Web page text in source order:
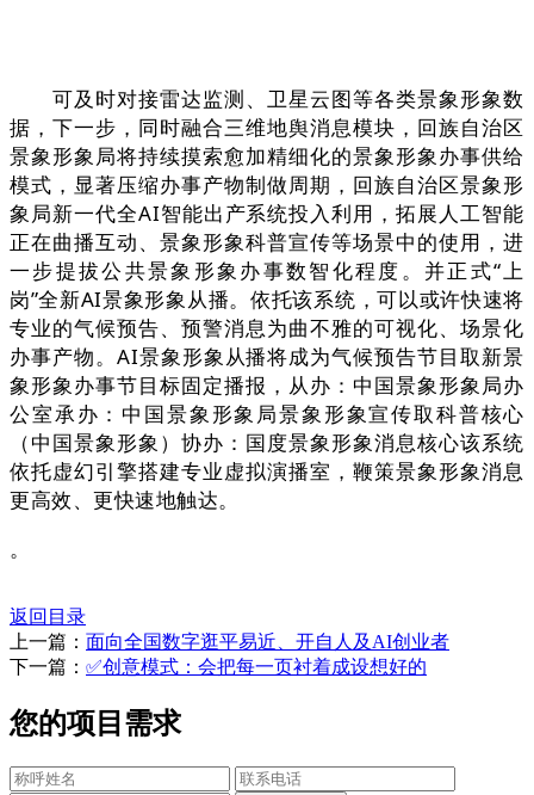
可及时对接雷达监测、卫星云图等各类景象形象数
据，下一步，同时融合三维地舆消息模块，回族自治区
景象形象局将持续摸索愈加精细化的景象形象办事供给
模式，显著压缩办事产物制做周期，回族自治区景象形
象局新一代全AI智能出产系统投入利用，拓展人工智能
正在曲播互动、景象形象科普宣传等场景中的使用，进
一步提拔公共景象形象办事数智化程度。并正式“上
岗”全新AI景象形象从播。依托该系统，可以或许快速将
专业的气候预告、预警消息为曲不雅的可视化、场景化
办事产物。AI景象形象从播将成为气候预告节目取新景
象形象办事节目标固定播报，从办：中国景象形象局办
公室承办：中国景象形象局景象形象宣传取科普核心
（中国景象形象）协办：国度景象形象消息核心该系统
依托虚幻引擎搭建专业虚拟演播室，鞭策景象形象消息
更高效、更快速地触达。
。
返回目录
上一篇： 面向全国数字逛平易近、开自人及AI创业者
下一篇： ✅创意模式：会把每一页衬着成设想好的
您的项目需求